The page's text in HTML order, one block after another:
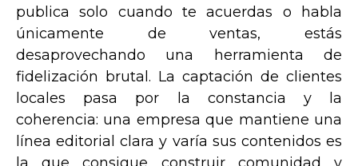
publica solo cuando te acuerdas o habla
únicamente de ventas, estás
desaprovechando una herramienta de
fidelización brutal. La captación de clientes
locales pasa por la constancia y la
coherencia: una empresa que mantiene una
línea editorial clara y varía sus contenidos es